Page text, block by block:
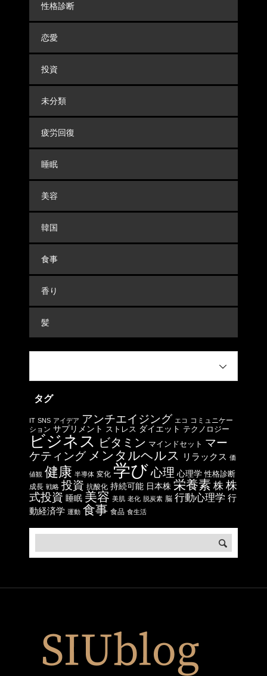
性格診断
恋愛
投資
未分類
疲労回復
睡眠
美容
韓国
食事
香り
髪
タグ
IT SNS アイデア アンチエイジング エコ
コミュニケー
ション サプリメント ストレス ダイエット テクノロジー
ビジネス ビタミン マインドセット マー
ケティング メンタルヘルス リラックス 価
値観 健康 半導体 変化 学び心理 心理学 性格診断
成長 戦略 投資 抗酸化 持続可能 日本株 栄養素 株 株
式投資 睡眠 美容 美肌 老化 脱炭素 脳 行動心理学 行
動経済学 運動 食事 食品 食生活